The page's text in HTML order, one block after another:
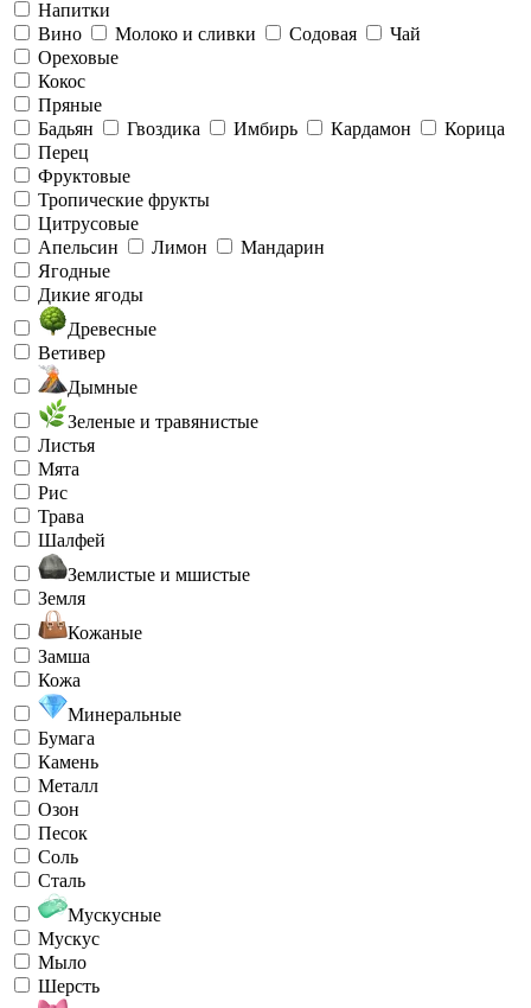
Напитки
Вино
Молоко и сливки Содовая
Чай
Ореховые
Кокос
Пряные
Бадьян
Гвоздика Имбирь Кардамон
Корица
Перец
Фруктовые
Тропические фрукты
Цитрусовые
Апельсин
Лимон
Мандарин
Ягодные
Дикие ягоды
Древесные
Ветивер
Дымные
Зеленые и травянистые
Листья
Мята
Рис
Трава
Шалфей
Землистые и мшистые
Земля
Кожаные
Замша
Кожа
Минеральные
Бумага
Камень
Металл
Озон
Песок
Соль
Сталь
Мускусные
Мускус
Мыло
Шерсть